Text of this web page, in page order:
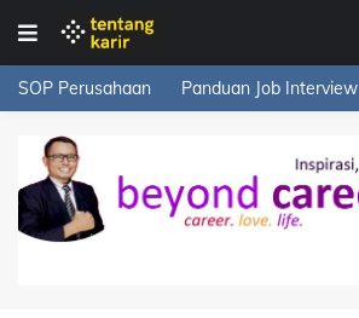
SOP Perusahaan Panduan Job Interview